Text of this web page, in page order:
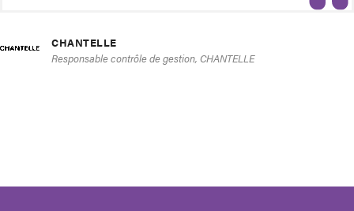
CHANTELLE
Responsable contrôle de gestion, CHANTELLE